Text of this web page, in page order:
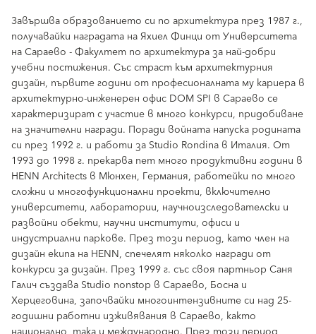
Завършва образованието си по архитектура през 1987 г.,
получавайки наградата на Яхиел Финци от Университета
на Сараево - Факултет по архитектура за най-добри
учебни постижения. Със страст към архитектурния
дизайн, първите години от професионалната му кариера в
архитектурно-инженерен офис DOM SPI в Сараево се
характеризират с участие в много конкурси, придобиване
на значителни награди. Поради войната напуска родината
си през 1992 г. и работи за Studio Rondina в Италия. От
1993 до 1998 г. прекарва пет много продуктивни години в
HENN Architects в Мюнхен, Германия, работейки по много
сложни и многофункционални проекти, включително
университети, лаборатории, научноизследователски и
развойни обекти, научни институти, офиси и
индустриални паркове. През този период, като член на
дизайн екипа на HENN, спечелят няколко награди от
конкурси за дизайн. През 1999 г. със своя партньор Саня
Галич създава Studio nonstop в Сараево, Босна и
Херцеговина, започвайки многоинтензивните си над 25-
годишни работни изживявания в Сараево, както